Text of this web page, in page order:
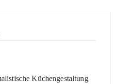
Küchengestaltung